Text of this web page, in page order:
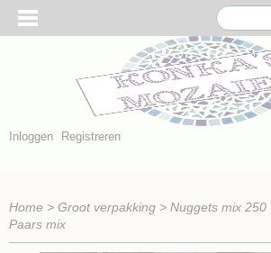
Inloggen Registreren
Home > Groot verpakking > Nuggets mix 250
Paars mix